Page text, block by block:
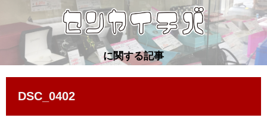
に関する記事
DSC_0402